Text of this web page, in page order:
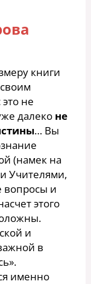
книги
не
далеко не
… Вы
(намек на
Учителями,
вопросы и
этого
и
в
именно